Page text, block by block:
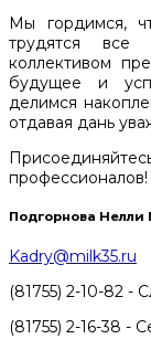
Мы гордимся,
трудятся
коллективом
будущее и
делимся
отдавая дань
профессионалов!
Подгорнова Нелли
Kadry@milk35.ru
(81755) 2-10-82 -
(81755) 2-16-38 -